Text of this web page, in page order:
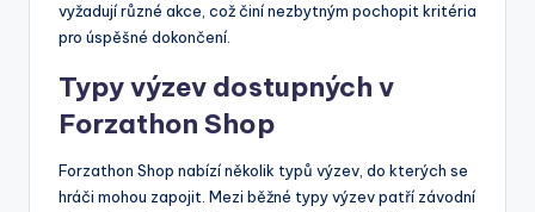
vyžadují různé akce, což činí nezbytným pochopit kritéria
pro úspěšné dokončení.
Typy výzev dostupných v
Forzathon Shop
Forzathon Shop nabízí několik typů výzev, do kterých se
hráči mohou zapojit. Mezi běžné typy výzev patří závodní